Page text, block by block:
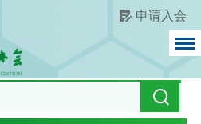
申请入会